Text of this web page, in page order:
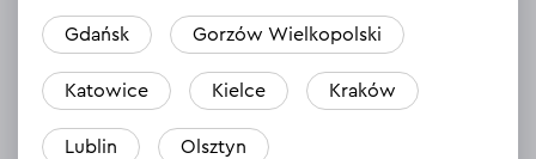
Darmowa dostawa 30 dni na zwrot towaru
Gdańsk Gorzów Wielkopolski
Katowice Kielce Kraków
Lublin Olsztyn